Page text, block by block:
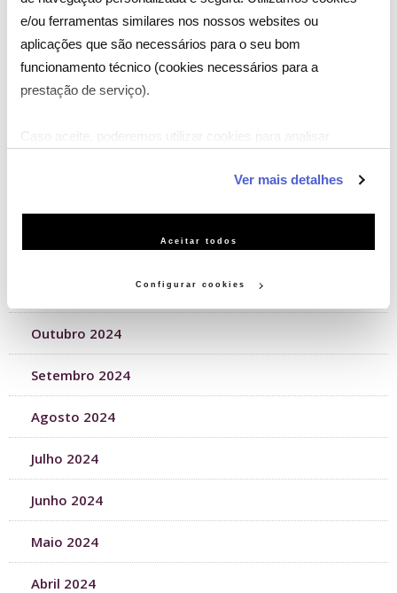
e/ou ferramentas similares nos nossos websites ou
aplicações que são necessários para o seu bom
funcionamento técnico (cookies necessários para a
prestação de serviço).
Caso aceite, poderemos utilizar cookies para analisar
serviço às suas preferências e apresentar-lhe
publicidade personalizada). Pode gerir a utilização dos
Ver mais detalhes
Aceitar todos
Configurar cookies
Maio 2025
Abril 2025
Dezembro 2024
Outubro 2024
Setembro 2024
Agosto 2024
Julho 2024
Junho 2024
Maio 2024
Abril 2024